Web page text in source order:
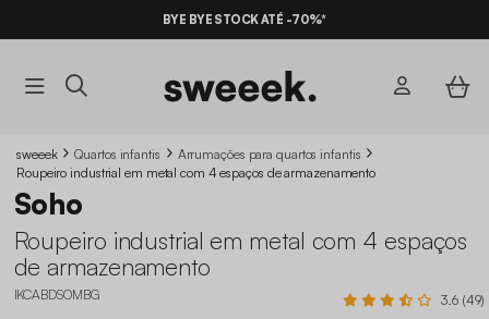
BYE BYE STOCK ATÉ -70%*
sweeek Quartos infantis
Arrumações para quartos infantis
Roupeiro industrial em metal com 4 espaços de armazenamento
Soho
Roupeiro industrial em metal com 4 espaços
de armazenamento
IKCABDSOMBG 3.6 (49)